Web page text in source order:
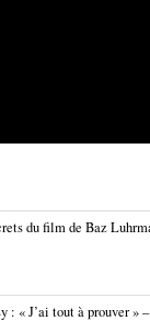
du film de Baz
: « J’ai tout à prouver »